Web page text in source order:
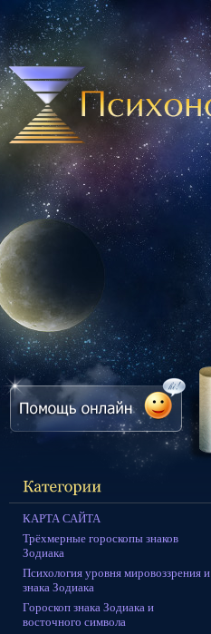
КАРТА САЙТА
Трёхмерные гороскопы знаков
Зодиака
Психология уровня мировоззрения и
знака Зодиака
Гороскоп знака Зодиака и
восточного символа